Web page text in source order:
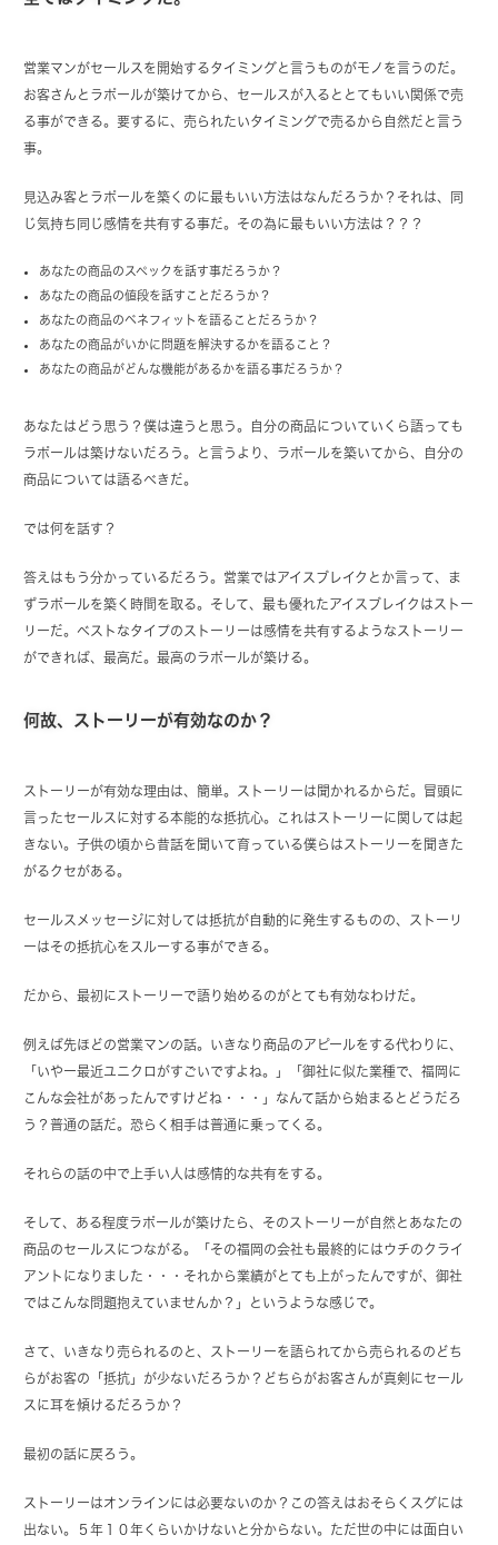
営業マンがセールスを開始するタイミングと言うものがモノを言うのだ。
お客さんとラポールが築けてから、セールスが入るととてもいい関係で売
る事ができる。要するに、売られたいタイミングで売るから自然だと言う
事。
見込み客とラポールを築くのに最もいい方法はなんだろうか？それは、同
じ気持ち同じ感情を共有する事だ。その為に最もいい方法は？？？
あなたの商品のスペックを話す事だろうか？
あなたの商品の値段を話すことだろうか？
あなたの商品のベネフィットを語ることだろうか？
あなたの商品がいかに問題を解決するかを語ること？
あなたの商品がどんな機能があるかを語る事だろうか？
あなたはどう思う？僕は違うと思う。自分の商品についていくら語っても
ラポールは築けないだろう。と言うより、ラポールを築いてから、自分の
商品については語るべきだ。
では何を話す？
答えはもう分かっているだろう。営業ではアイスブレイクとか言って、ま
ずラポールを築く時間を取る。そして、最も優れたアイスブレイクはストー
リーだ。ベストなタイプのストーリーは感情を共有するようなストーリー
ができれば、最高だ。最高のラポールが築ける。
何故、ストーリーが有効なのか？
ストーリーが有効な理由は、簡単。ストーリーは聞かれるからだ。冒頭に
言ったセールスに対する本能的な抵抗心。これはストーリーに関しては起
きない。子供の頃から昔話を聞いて育っている僕らはストーリーを聞きた
がるクセがある。
セールスメッセージに対しては抵抗が自動的に発生するものの、ストーリ
ーはその抵抗心をスルーする事ができる。
だから、最初にストーリーで語り始めるのがとても有効なわけだ。
例えば先ほどの営業マンの話。いきなり商品のアピールをする代わりに、
「いやー最近ユニクロがすごいですよね。」「御社に似た業種で、福岡に
こんな会社があったんですけどね・・・」なんて話から始まるとどうだろ
う？普通の話だ。恐らく相手は普通に乗ってくる。
それらの話の中で上手い人は感情的な共有をする。
そして、ある程度ラポールが築けたら、そのストーリーが自然とあなたの
商品のセールスにつながる。「その福岡の会社も最終的にはウチのクライ
アントになりました・・・それから業績がとても上がったんですが、御社
ではこんな問題抱えていませんか？」というような感じで。
さて、いきなり売られるのと、ストーリーを語られてから売られるのどち
らがお客の「抵抗」が少ないだろうか？どちらがお客さんが真剣にセール
スに耳を傾けるだろうか？
最初の話に戻ろう。
ストーリーはオンラインには必要ないのか？この答えはおそらくスグには
出ない。５年１０年くらいかけないと分からない。ただ世の中には面白い